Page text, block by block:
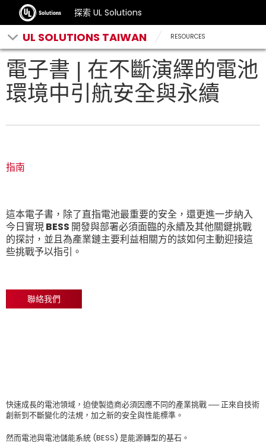
探索 UL Solutions
UL SOLUTIONS TAIWAN RESOURCES
電子書 | 在不斷演繹的電池
環境中引航安全與永續
指南
這本電子書，除了直指電池最重要的安全，還更進一步納入
今日實現 BESS 開發與部署必須面臨的永續及其他關鍵挑戰
的探討，並且為產業鏈主要利益相關方的該如何主動迎接這
些挑戰予以指引。
聯絡我們
快速成長的電池領域，迫使製造商必須因應不同的產業挑戰 ── 正來自技術
創新到不斷變化的法規，加之新的安全與性能標準。
然而電池與電池儲能系統 (BESS) 是能源轉型的基石。